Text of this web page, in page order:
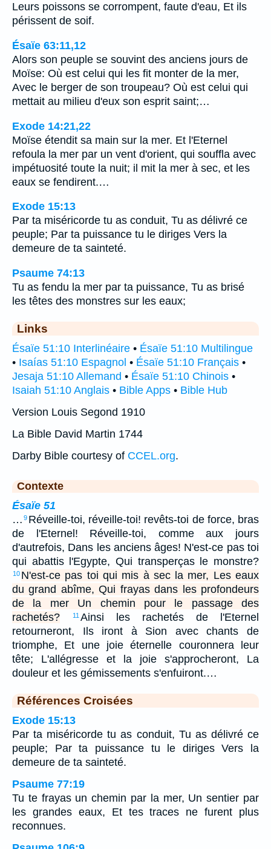
Leurs poissons se corrompent, faute d'eau, Et ils
périssent de soif.
Ésaïe 63:11,12
Alors son peuple se souvint des anciens jours de
Moïse: Où est celui qui les fit monter de la mer,
Avec le berger de son troupeau? Où est celui qui
mettait au milieu d'eux son esprit saint;…
Exode 14:21,22
Moïse étendit sa main sur la mer. Et l'Eternel
refoula la mer par un vent d'orient, qui souffla avec
impétuosité toute la nuit; il mit la mer à sec, et les
eaux se fendirent.…
Exode 15:13
Par ta miséricorde tu as conduit, Tu as délivré ce
peuple; Par ta puissance tu le diriges Vers la
demeure de ta sainteté.
Psaume 74:13
Tu as fendu la mer par ta puissance, Tu as brisé
les têtes des monstres sur les eaux;
Links
Ésaïe 51:10 Interlinéaire • Ésaïe 51:10 Multilingue
• Isaías 51:10 Espagnol • Ésaïe 51:10 Français •
Jesaja 51:10 Allemand • Ésaïe 51:10 Chinois •
Isaiah 51:10 Anglais • Bible Apps • Bible Hub
Version Louis Segond 1910
La Bible David Martin 1744
Darby Bible courtesy of CCEL.org.
Contexte
Ésaïe 51
… 9 Réveille-toi, réveille-toi! revêts-toi de force, bras
de l'Eternel! Réveille-toi, comme aux jours
d'autrefois, Dans les anciens âges! N'est-ce pas toi
qui abattis l'Egypte, Qui transperças le monstre?
10 N'est-ce pas toi qui mis à sec la mer, Les eaux
du grand abîme, Qui frayas dans les profondeurs
de la mer Un chemin pour le passage des
rachetés?
11 Ainsi les rachetés de l'Eternel
retourneront, Ils iront à Sion avec chants de
triomphe, Et une joie éternelle couronnera leur
tête; L'allégresse et la joie s'approcheront, La
douleur et les gémissements s'enfuiront.…
Références Croisées
Exode 15:13
Par ta miséricorde tu as conduit, Tu as délivré ce
peuple; Par ta puissance tu le diriges Vers la
demeure de ta sainteté.
Psaume 77:19
Tu te frayas un chemin par la mer, Un sentier par
les grandes eaux, Et tes traces ne furent plus
reconnues.